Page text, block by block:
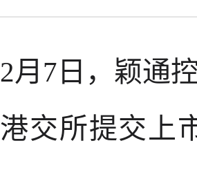
2月7日，颖通
港交所提交上